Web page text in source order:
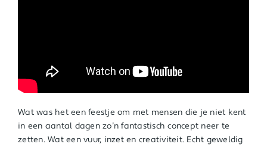
Wat was het een feestje om met mensen die je niet kent
in een aantal dagen zo’n fantastisch concept neer te
zetten. Wat een vuur, inzet en creativiteit. Echt geweldig